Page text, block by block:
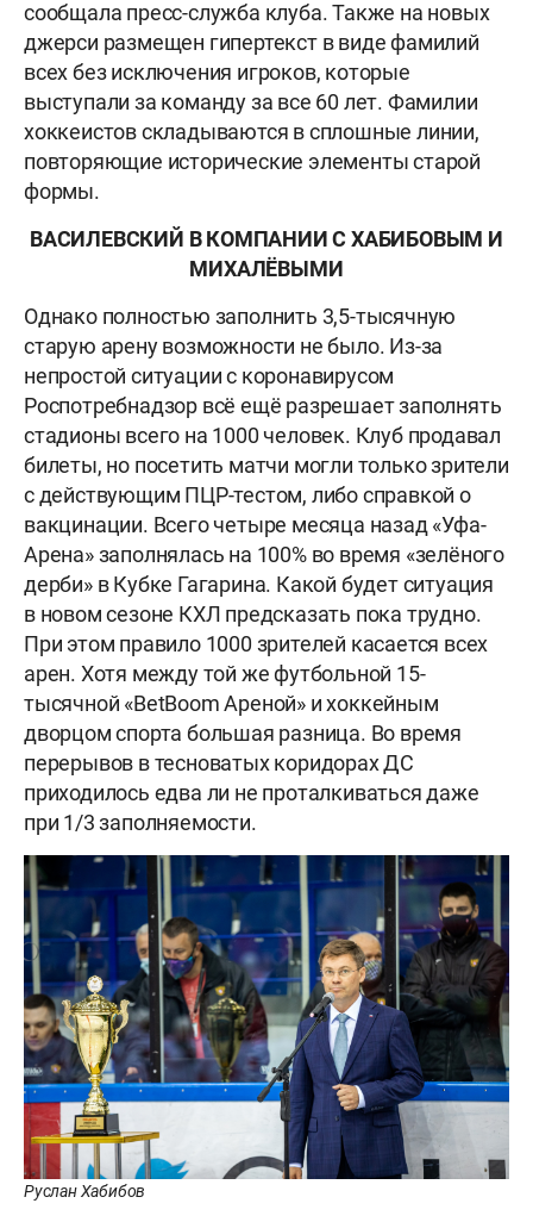
сообщала пресс-служба клуба. Также на новых
джерси размещен гипертекст в виде фамилий
всех без исключения игроков, которые
выступали за команду за все 60 лет. Фамилии
хоккеистов складываются в сплошные линии,
повторяющие исторические элементы старой
формы.
ВАСИЛЕВСКИЙ В КОМПАНИИ С ХАБИБОВЫМ И
МИХАЛЁВЫМИ
Однако полностью заполнить 3,5-тысячную
старую арену возможности не было. Из-за
непростой ситуации с коронавирусом
Роспотребнадзор всё ещё разрешает заполнять
стадионы всего на 1000 человек. Клуб продавал
билеты, но посетить матчи могли только зрители
с действующим ПЦР-тестом, либо справкой о
вакцинации. Всего четыре месяца назад «Уфа-
Арена» заполнялась на 100% во время «зелёного
дерби» в Кубке Гагарина. Какой будет ситуация
в новом сезоне КХЛ предсказать пока трудно.
При этом правило 1000 зрителей касается всех
арен. Хотя между той же футбольной 15-
тысячной «BetBoom Ареной» и хоккейным
дворцом спорта большая разница. Во время
перерывов в тесноватых коридорах ДС
приходилось едва ли не проталкиваться даже
при 1/3 заполняемости.
Руслан Хабибов